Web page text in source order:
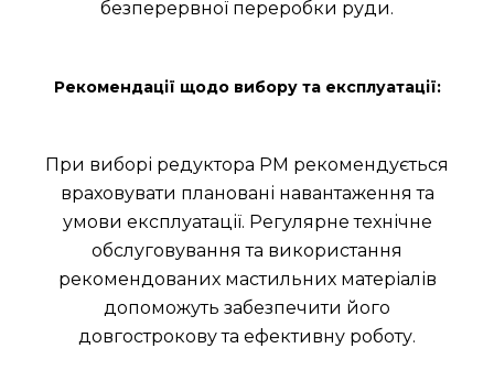
безперервної переробки руди.
Рекомендації щодо вибору та експлуатації:
При виборі редуктора РМ рекомендується
враховувати плановані навантаження та
умови експлуатації. Регулярне технічне
обслуговування та використання
рекомендованих мастильних матеріалів
допоможуть забезпечити його
довгострокову та ефективну роботу.